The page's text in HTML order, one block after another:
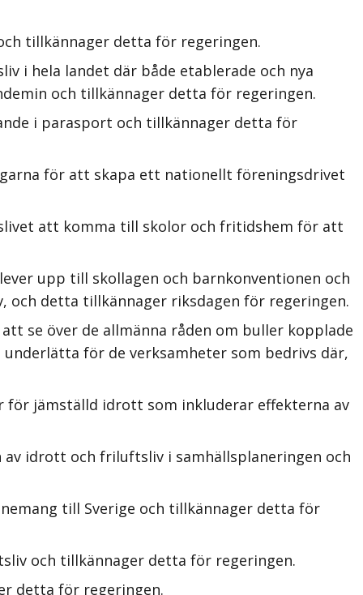
tillkännager detta för regeringen.
i hela landet där både etablerade och nya
och tillkännager detta för regeringen.
i parasport och tillkännager detta för
för att skapa ett nationellt föreningsdrivet
att komma till skolor och fritidshem för att
upp till skollagen och barnkonventionen och
och detta tillkännager riksdagen för regeringen.
se över de allmänna råden om buller kopplade
för de verksamheter som bedrivs där,
jämställd idrott som inkluderar effekterna av
idrott och friluftsliv i samhällsplaneringen och
till Sverige och tillkännager detta för
och tillkännager detta för regeringen.
detta för regeringen.